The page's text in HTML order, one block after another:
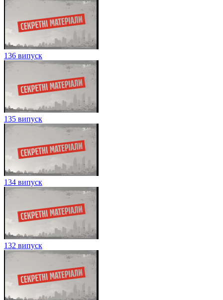
136 випуск
135 випуск
134 випуск
132 випуск